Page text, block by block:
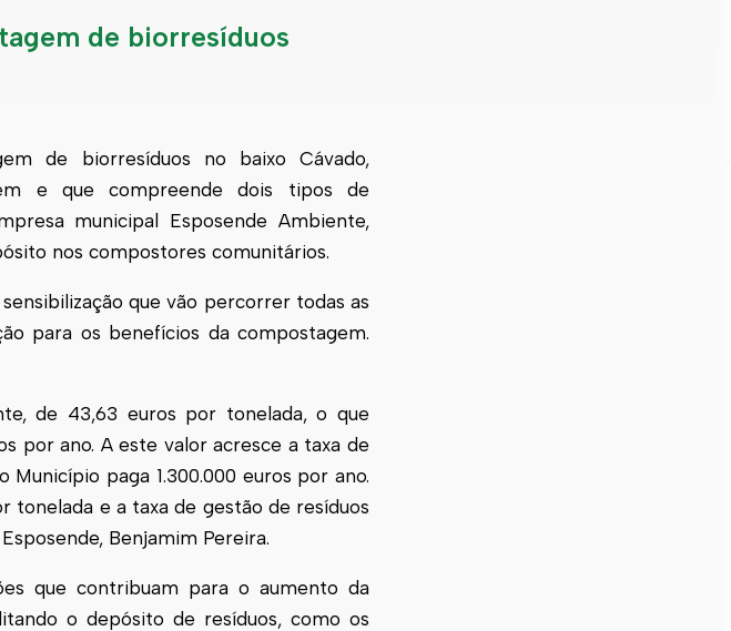
de biorresíduos
de biorresíduos no baixo Cávado,
e que compreende dois tipos de
municipal Esposende Ambiente,
nos compostores comunitários.
que vão percorrer todas as
para os benefícios da compostagem.
de 43,63 euros por tonelada, o que
por ano. A este valor acresce a taxa de
paga 1.300.000 euros por ano.
tonelada e a taxa de gestão de resíduos
Esposende, Benjamim Pereira.
que contribuam para o aumento da
o depósito de resíduos, como os